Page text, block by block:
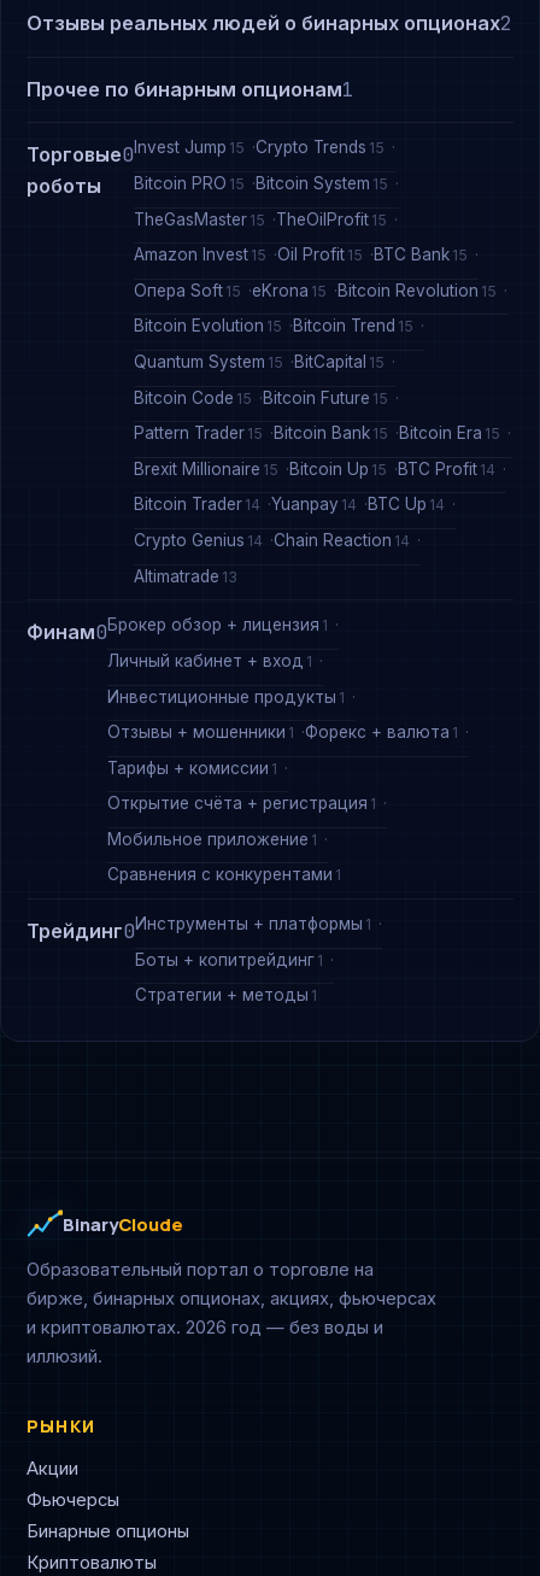
Отзывы реальных людей о бинарных опционах2
Прочее по бинарным опционам1
Торговые
роботы
0 Invest Jump 15 Crypto Trends 15
Bitcoin PRO 15 Bitcoin System 15
TheGasMaster 15 TheOilProfit 15
Amazon Invest 15 Oil Profit 15 BTC Bank 15
Опера Soft 15 eKrona 15 Bitcoin Revolution 15
Bitcoin Evolution 15 Bitcoin Trend 15
Quantum System 15 BitCapital 15
Bitcoin Code 15 Bitcoin Future 15
Pattern Trader 15 Bitcoin Bank 15 Bitcoin Era 15
Brexit Millionaire 15 Bitcoin Up 15 BTC Profit 14
Bitcoin Trader 14 Yuanpay 14 BTC Up 14
Crypto Genius 14 Chain Reaction 14
Altimatrade 13
Финам0Брокер обзор + лицензия 1
Личный кабинет + вход 1
Инвестиционные продукты 1
Отзывы + мошенники 1 Форекс + валюта 1
Тарифы + комиссии 1
Открытие счёта + регистрация 1
Мобильное приложение 1
Сравнения с конкурентами 1
Трейдинг0Инструменты + платформы 1
Боты + копитрейдинг 1
Стратегии + методы 1
BinaryCloude
Образовательный портал о торговле на
бирже, бинарных опционах, акциях, фьючерсах
и криптовалютах. 2026 год — без воды и
иллюзий.
РЫНКИ
Акции
Фьючерсы
Бинарные опционы
Криптовалюты